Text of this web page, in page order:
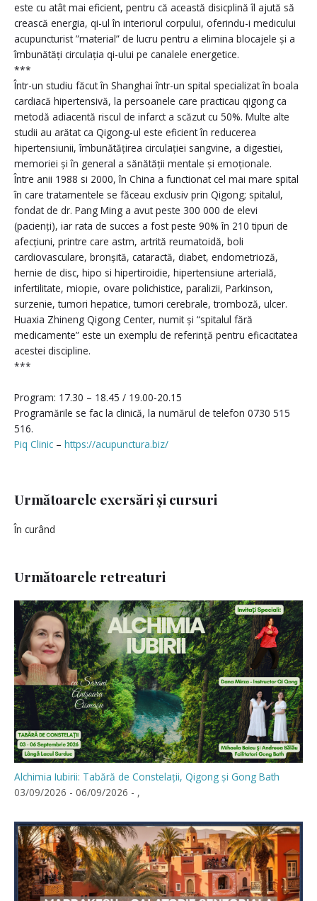
este cu atât mai eficient, pentru că această disicplină îl ajută să
crească energia, qi-ul în interiorul corpului, oferindu-i medicului
acupuncturist ”material” de lucru pentru a elimina blocajele și a
îmbunătăți circulația qi-ului pe canalele energetice.
***
Într-un studiu făcut în Shanghai într-un spital specializat în boala
cardiacă hipertensivă, la persoanele care practicau qigong ca
metodă adiacentă riscul de infarct a scăzut cu 50%. Multe alte
studii au arătat ca Qigong-ul este eficient în reducerea
hipertensiunii, îmbunătățirea circulației sangvine, a digestiei,
memoriei și în general a sănătății mentale și emoționale.
Între anii 1988 si 2000, în China a functionat cel mai mare spital
în care tratamentele se făceau exclusiv prin Qigong; spitalul,
fondat de dr. Pang Ming a avut peste 300 000 de elevi
(pacienți), iar rata de succes a fost peste 90% în 210 tipuri de
afecțiuni, printre care astm, artrită reumatoidă, boli
cardiovasculare, bronșită, cataractă, diabet, endometrioză,
hernie de disc, hipo si hipertiroidie, hipertensiune arterială,
infertilitate, miopie, ovare polichistice, paralizii, Parkinson,
surzenie, tumori hepatice, tumori cerebrale, tromboză, ulcer.
Huaxia Zhineng Qigong Center, numit și “spitalul fără
medicamente” este un exemplu de referință pentru eficacitatea
acestei discipline.
***
Program: 17.30 – 18.45 / 19.00-20.15
Programările se fac la clinică, la numărul de telefon 0730 515
516.
Piq Clinic – https://acupunctura.biz/
Următoarele exersări și cursuri
În curând
Următoarele retreaturi
Alchimia Iubirii: Tabără de Constelații, Qigong și Gong Bath
03/09/2026 - 06/09/2026 - ,